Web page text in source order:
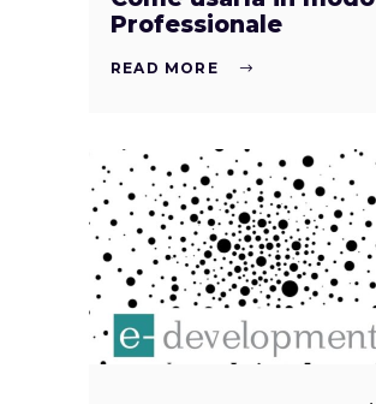
Professionale
READ MORE